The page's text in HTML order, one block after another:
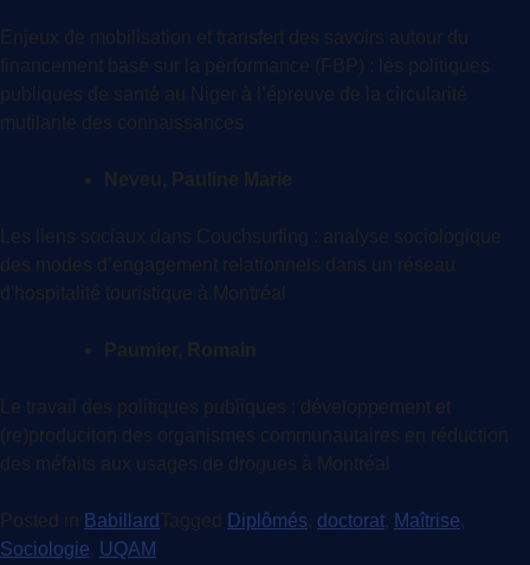
Enjeux de mobilisation et transfert des savoirs autour du
financement basé sur la performance (FBP) : les politiques
publiques de santé au Niger à l’épreuve de la circularité
mutilante des connaissances
Neveu, Pauline Marie
Les liens sociaux dans Couchsurfing : analyse sociologique
des modes d’engagement relationnels dans un réseau
d'hospitalité touristique à Montréal
Paumier, Romain
Le travail des politiques publiques : développement et
(re)produciton des organismes communautaires en réduction
des méfaits aux usages de drogues à Montréal
Posted in Babillard Tagged Diplômés, doctorat, Maîtrise,
Sociologie, UQAM